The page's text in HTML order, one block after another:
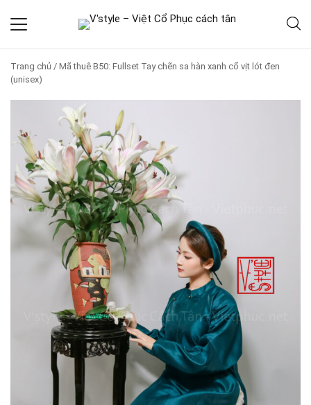
Trang chủ / Mã thuê B50: Fullset Tay chẽn sa hàn xanh cổ vịt lót đen
(unisex)